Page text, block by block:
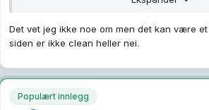
Det vet jeg ikke noe om men det kan være
siden er ikke clean heller nei.
Populært innlegg